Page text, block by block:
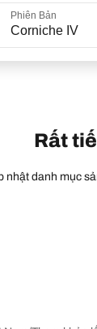
Phiên Bản
Corniche IV
Rất
nhật danh mục